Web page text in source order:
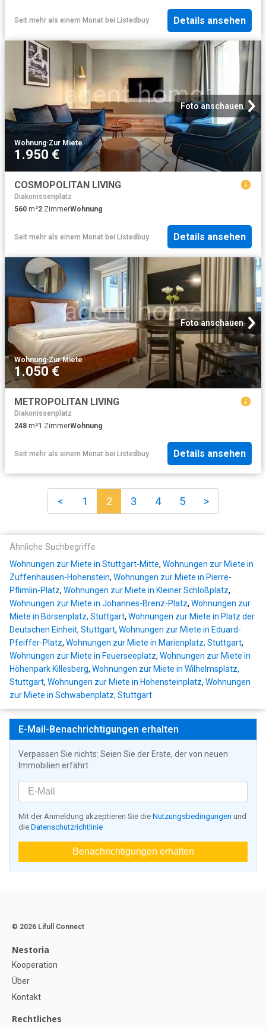
Seit mehr als einem Monat bei Listedbuy Details ansehen
Foto anschauen
Wohnung·Zur Miete
1.950 €
COSMOPOLITAN LIVING
Diakonissenplatz
560 m²2 ZimmerWohnung
Seit mehr als einem Monat bei Listedbuy Details ansehen
Foto anschauen
Wohnung·Zur Miete
1.050 €
METROPOLITAN LIVING
Diakonissenplatz
248 m²1 ZimmerWohnung
Seit mehr als einem Monat bei Listedbuy Details ansehen
< 1 2 3 4 5 >
Ähnliche Suchbegriffe
Wohnungen zur Miete in Stuttgart-Mitte, Wohnungen zur Miete in
Zuffenhausen-Hohenstein, Wohnungen zur Miete in Pierre-
Pflimlin-Platz, Wohnungen zur Miete in Kleiner Schloßplatz,
Wohnungen zur Miete in Johannes-Brenz-Platz, Wohnungen zur
Miete in Börsenplatz, Stuttgart, Wohnungen zur Miete in Platz der
Deutschen Einheit, Stuttgart, Wohnungen zur Miete in Eduard-
Pfeiffer-Platz, Wohnungen zur Miete in Marienplatz, Stuttgart,
Wohnungen zur Miete in Feuerseeplatz, Wohnungen zur Miete in
Höhenpark Killesberg, Wohnungen zur Miete in Wilhelmsplatz,
Stuttgart, Wohnungen zur Miete in Hohensteinplatz, Wohnungen
zur Miete in Schwabenplatz, Stuttgart
E-Mail-Benachrichtigungen erhalten
Verpassen Sie nichts: Seien Sie der Erste, der von neuen
Immobilien erfährt
Mit der Anmeldung akzeptieren Sie die Nutzungsbedingungen und
die Datenschutzrichtlinie
Benachrichtigungen erhalten
© 2026 Lifull Connect
Nestoria
Kooperation
Über
Kontakt
Rechtliches